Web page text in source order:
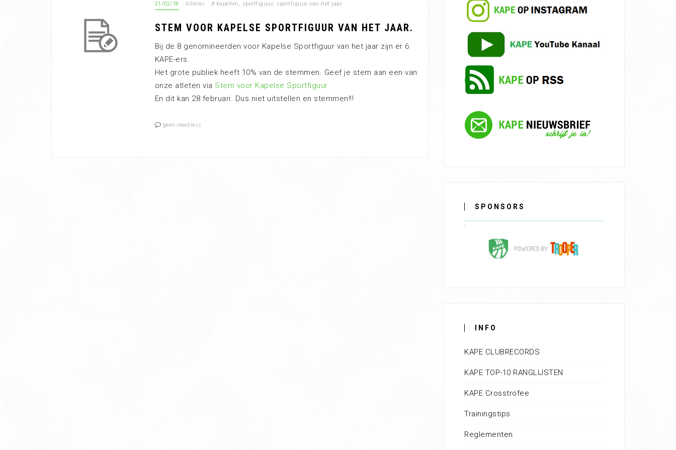
21/02/18 Allerlei # kapellen , sportfiguur, sportfiguur van het jaar
STEM VOOR KAPELSE SPORTFIGUUR VAN HET JAAR.
Bij de 8 genomineerden voor Kapelse Sportfiguur van het jaar zijn er 6
KAPE-ers.
Het grote publiek heeft 10% van de stemmen. Geef je stem aan een van
onze atleten via Stem voor Kapelse Sportfiguur
En dit kan 28 februari. Dus niet uitstellen en stemmen!!!
geen reactiess
SPONSORS
INFO
KAPE CLUBRECORDS
KAPE TOP-10 RANGLIJSTEN
KAPE Crosstrofee
Trainingstips
Reglementen